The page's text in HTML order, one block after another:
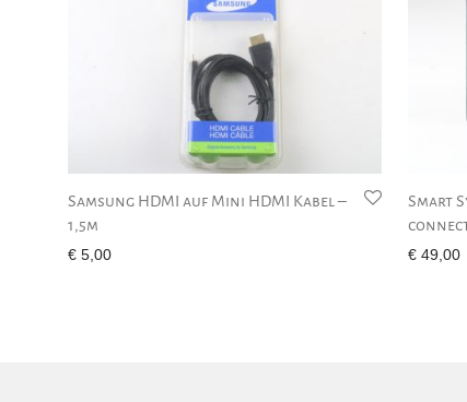
Samsung HDMI auf Mini HDMI Kabel –
1,5m
€ 5,00
Smart
€ 49,00